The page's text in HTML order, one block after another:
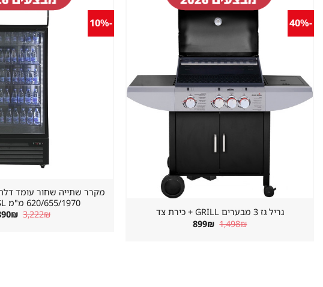
-40%
גריל גז 3 מבערים GRILL + כירת צד
1,498₪ המחיר
המקורי
899₪ המחיר
-10%
620/655/1970 מ"מ SCCT450-SL
3,222₪
₪